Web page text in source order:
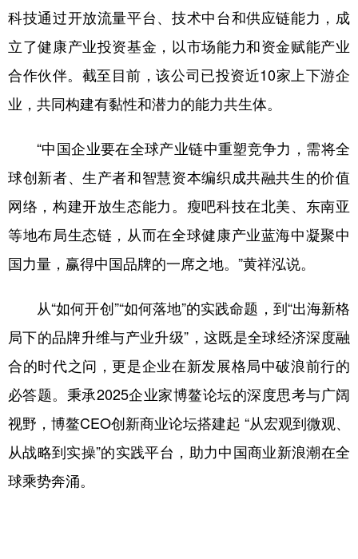
科技通过开放流量平台、技术中台和供应链能力，成
立了健康产业投资基金，以市场能力和资金赋能产业
合作伙伴。截至目前，该公司已投资近10家上下游企
业，共同构建有黏性和潜力的能力共生体。
“中国企业要在全球产业链中重塑竞争力，需将全
球创新者、生产者和智慧资本编织成共融共生的价值
网络，构建开放生态能力。瘦吧科技在北美、东南亚
等地布局生态链，从而在全球健康产业蓝海中凝聚中
国力量，赢得中国品牌的一席之地。”黄祥泓说。
从“如何开创”“如何落地”的实践命题，到“出海新格
局下的品牌升维与产业升级”，这既是全球经济深度融
合的时代之问，更是企业在新发展格局中破浪前行的
必答题。秉承2025企业家博鳌论坛的深度思考与广阔
视野，博鳌CEO创新商业论坛搭建起 “从宏观到微观、
从战略到实操”的实践平台，助力中国商业新浪潮在全
球乘势奔涌。